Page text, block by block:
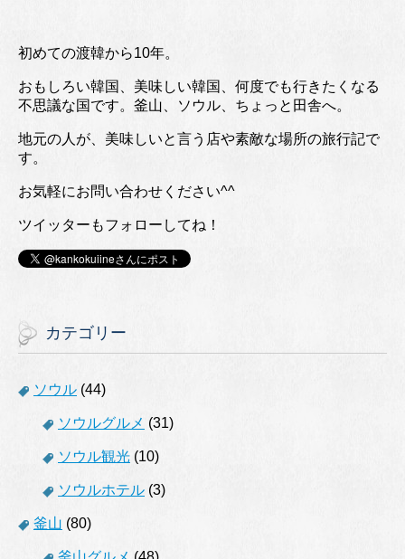
初めての渡韓から10年。
おもしろい韓国、美味しい韓国、何度でも行きたくなる
不思議な国です。釜山、ソウル、ちょっと田舎へ。
地元の人が、美味しいと言う店や素敵な場所の旅行記で
す。
お気軽にお問い合わせください^^
ツイッターもフォローしてね！
カテゴリー
ソウル (44)
ソウルグルメ (31)
ソウル観光 (10)
ソウルホテル (3)
釜山 (80)